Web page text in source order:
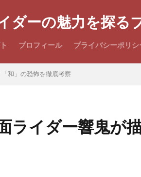
ダーの魅力を探る
プロフィール プライバシーポリシ
和」の恐怖を徹底考察
ライダー響鬼が